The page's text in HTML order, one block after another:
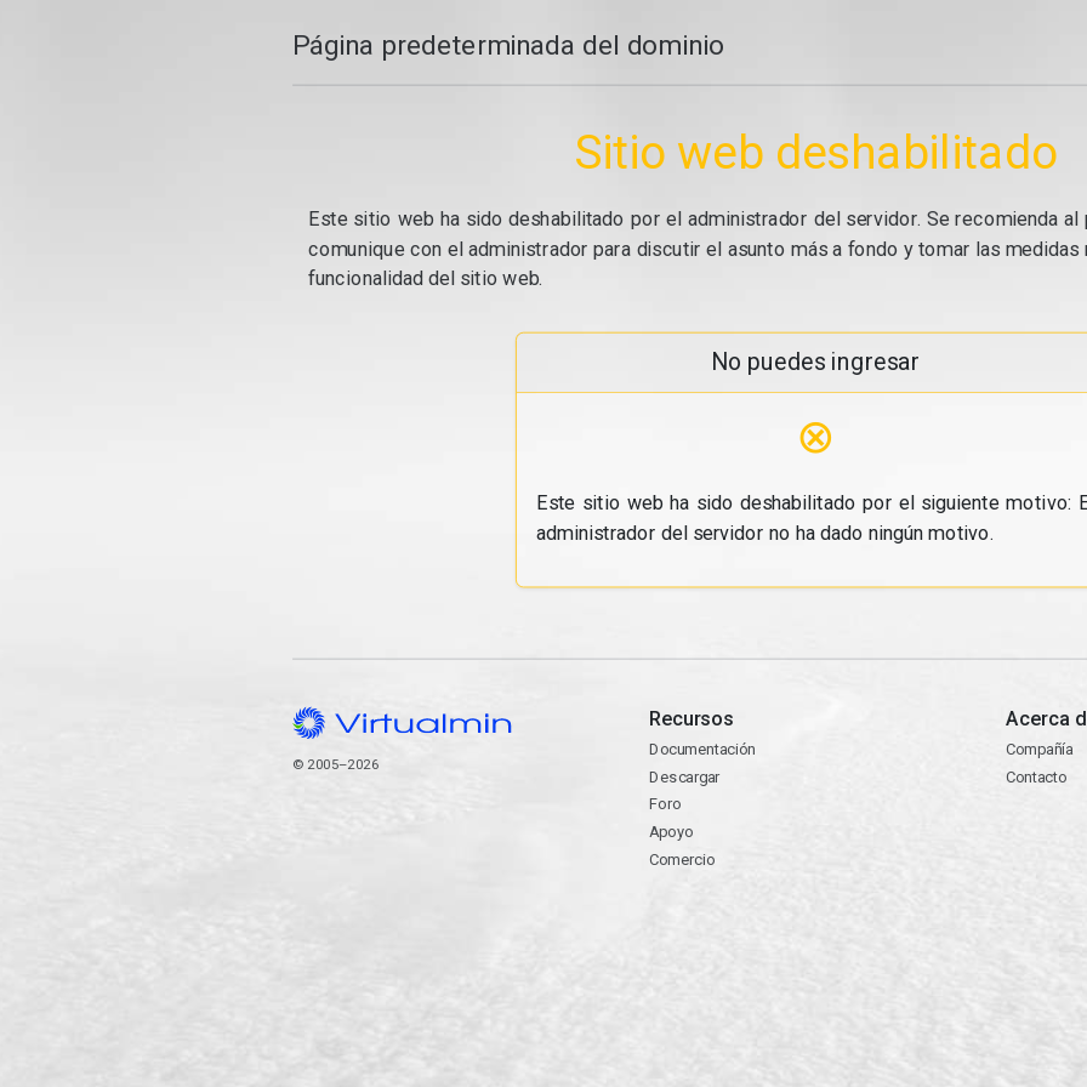
Página predeterminada del dominio
Sitio web deshabilitado
Este sitio web ha sido deshabilitado por el administrador del servidor. Se recomienda
comunique con el administrador para discutir el asunto más a fondo y tomar las medidas
funcionalidad del sitio web.
No puedes ingresar
⊗
Este sitio web ha sido deshabilitado por el siguiente motivo:
administrador del servidor no ha dado ningún motivo.
© 2005–2026
Recursos
Documentación
Descargar
Foro
Apoyo
Comercio
Acerca
Compañía
Contacto